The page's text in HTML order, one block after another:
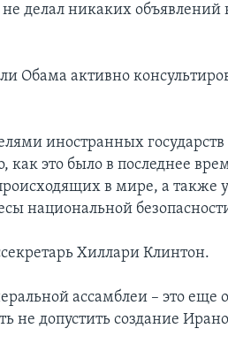
делал никаких объявлений
Обама активно
иностранных государств
это было в последнее
в мире, а также
национальной
Хиллари Клинтон.
ассамблеи – это еще
не допустить создание